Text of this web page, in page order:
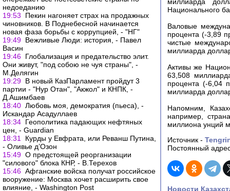
недоеданию
19:53
Пекин нагоняет страх на продажных
чиновников. В Поднебесной начинается
новая фаза борьбы с коррупцией, - "НГ"
19:49 Вежливые Люди: история, - Павел
Васин
19:46 Глобализация и предательство элит.
Они живут, "под собою не чуя страны", -
М.Делягин
19:29 В новый КазПарламент пройдут 3
партии - "Нур Отан", "Акжол" и КНПК, -
Д.Ашимбаев
18:40 Любовь моя, демократия (пьеса), -
Искандар Асадуллаев
18:34 Геополитика падающих нефтяных
цен, - Guardian
18:31
Курды у Евфрата, или Реванш Путина,
- Оливье д’Озон
15:49 О предстоящей реорганизации
"силового" блока КНР, - В.Терехов
15:46 Афганские войска получат российское
вооружение: Москва хочет расширить свое
влияние, - Washington Post
Национального
Валовые
процента (-3,89
чистые
миллиарда
Активы же
63,508
процента (-6,04
миллиарда
Напомним,
например,
миллиона унций
Источник -
Постоянный
Новости